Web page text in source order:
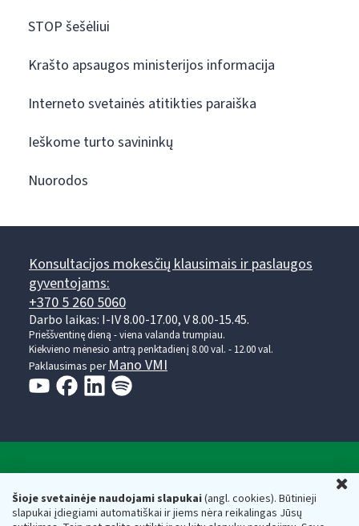
Šioje svetainėje naudojami slapukai(angl. cookies). Būtinieji
slapukai įdiegiami automatiškai ir jiems nėra reikalingas Jūsų
STOP šešėliui
Krašto apsaugos ministerijos informacija
Interneto svetainės atitikties paraiška
Ieškome turto savininkų
Nuorodos
Konsultacijos mokesčių klausimais ir paslaugos
gyventojams:
+370 5 260 5060
Darbo laikas: I-IV 8.00-17.00, V 8.00-15.45.
Prieššventinę dieną - viena valanda trumpiau.
Kiekvieno mėnesio antrą penktadienį 8.00 val. - 12.00 val.
Paklausimas per Mano VMI
Respublikos finansų ministerijos